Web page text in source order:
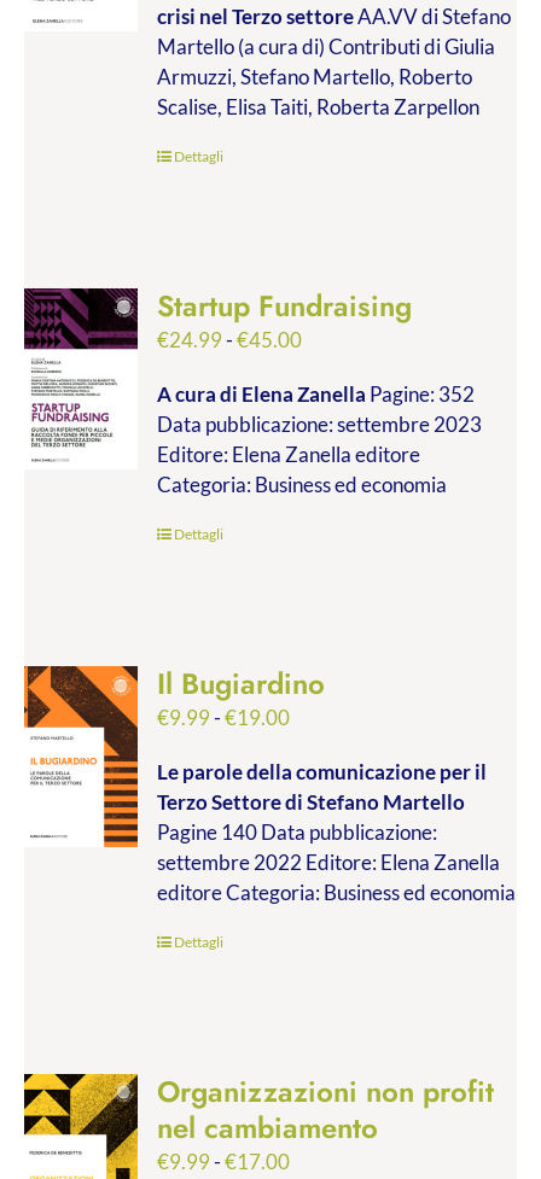
€9.99
a
€19.00
crisi nel Terzo settoreAA.VV di Stefano
Martello (a cura di) Contributi di Giulia
Armuzzi, Stefano Martello, Roberto
Scalise, Elisa Taiti, Roberta Zarpellon
Dettagli
Startup Fundraising
€24.99-€45.00Fascia
prezzo:
da
€24.99
a
A cura di Elena Zanella Pagine: 352
Data pubblicazione: settembre 2023
Editore: Elena Zanella editore
Categoria: Business ed economia
Dettagli
Il Bugiardino
€9.99-€19.00Fascia
prezzo:
da
€9.99
a
€19.00
Le parole della comunicazione per il
Terzo Settoredi Stefano Martello
Pagine 140 Data pubblicazione:
settembre 2022 Editore: Elena Zanella
editore Categoria: Business ed economia
Dettagli
Organizzazioni non profit
nel cambiamento
€9.99-€17.00Fascia